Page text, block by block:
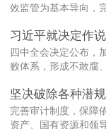
效监管为基本导向，
习近平就决定作
四中全会决定公布，
败体系，形成不敢腐
坚决破除各种潜规
完善审计制度，保障
资产、国有资源和领